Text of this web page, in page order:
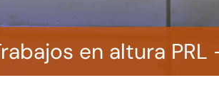
en altura PRL